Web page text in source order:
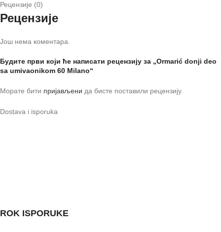
Рецензије (0)
Рецензије
Још нема коментара.
Будите први који ће написати рецензију за „Ormarić donji deo
sa umivaonikom 60 Milano“
Морате бити пријављени да бисте поставили рецензију.
Dostava i isporuka
ROK ISPORUKE